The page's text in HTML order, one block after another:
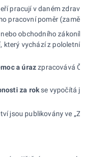
pracují v daném
pracovní poměr
obchodního zákoníku)
, který vychází z
a úrazzpracovává
za rokse vypočítá
jsou publikovány ve